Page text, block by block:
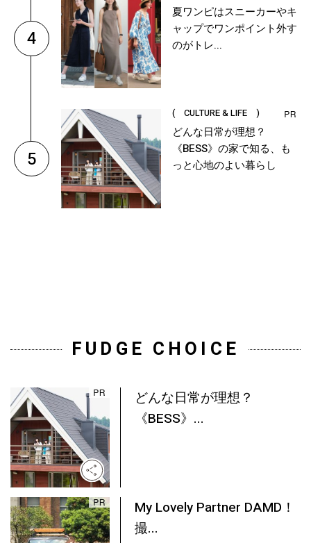
4
夏ワンピはスニーカーやキ
ャップでワンポイント外す
のがトレ...
5
( CULTURE & LIFE )
どんな日常が理想？
《BESS》の家で知る、も
っと心地のよい暮らし
FUDGE CHOICE
どんな日常が理想？
《BESS》...
My Lovely Partner DAMD！
撮...